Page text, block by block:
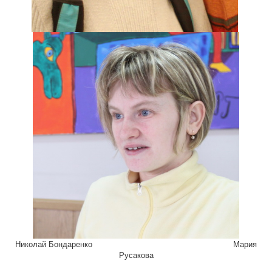
Николай Бондаренко Мария
Русакова